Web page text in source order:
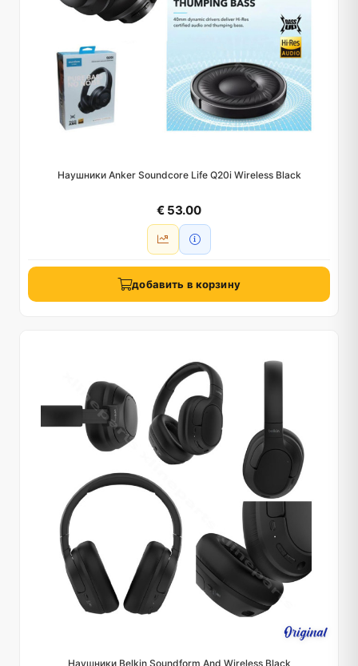
Наушники Anker Soundcore Life Q20i Wireless Black
€ 53.00
добавить в корзину
Наушники Belkin Soundform And Wireless Black